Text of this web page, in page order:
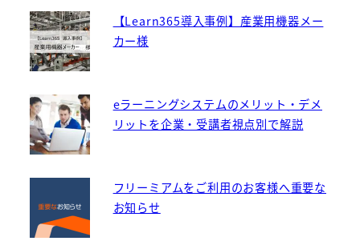
【Learn365導入事例】産業用機器メー
カー様
eラーニングシステムのメリット・デメ
リットを企業・受講者視点別で解説
フリーミアムをご利用のお客様へ重要な
お知らせ